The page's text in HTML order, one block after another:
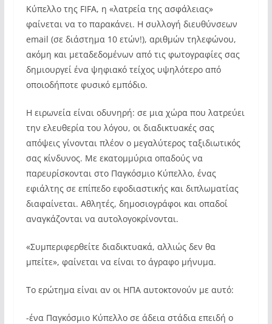
Κύπελλο της FIFA, η «λατρεία της ασφάλειας»
φαίνεται να το παρακάνει. Η συλλογή διευθύνσεων
email (σε διάστημα 10 ετών!), αριθμών τηλεφώνου,
ακόμη και μεταδεδομένων από τις φωτογραφίες σας
δημιουργεί ένα ψηφιακό τείχος υψηλότερο από
οποιοδήποτε φυσικό εμπόδιο.
Η ειρωνεία είναι οδυνηρή: σε μια χώρα που λατρεύει
την ελευθερία του λόγου, οι διαδικτυακές σας
απόψεις γίνονται πλέον ο μεγαλύτερος ταξιδιωτικός
σας κίνδυνος. Με εκατομμύρια οπαδούς να
παρευρίσκονται στο Παγκόσμιο Κύπελλο, ένας
εφιάλτης σε επίπεδο εφοδιαστικής και διπλωματίας
διαφαίνεται. Αθλητές, δημοσιογράφοι και οπαδοί
αναγκάζονται να αυτολογοκρίνονται.
«Συμπεριφερθείτε διαδικτυακά, αλλιώς δεν θα
μπείτε», φαίνεται να είναι το άγραφο μήνυμα.
Το ερώτημα είναι αν οι ΗΠΑ αυτοκτονούν με αυτό:
-ένα Παγκόσμιο Κύπελλο σε άδεια στάδια επειδή ο